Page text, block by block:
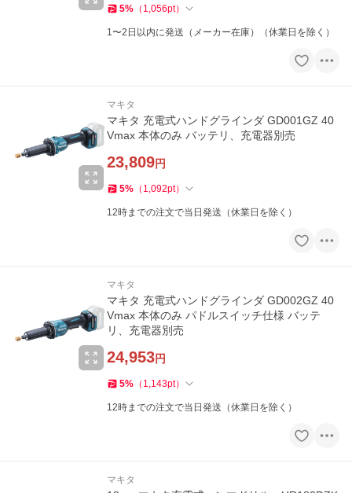
5% （ 1,056pt）
1〜2日以内に発送（メーカー在庫）（休業日を除く）
マキタ
マキタ 充電式ハンドグラインダ GD001GZ 40
Vmax 本体のみ バッテリ、充電器別売
23,809円
5% （ 1,092pt）
12時までの注文で当日発送（休業日を除く）
マキタ
マキタ 充電式ハンドグラインダ GD002GZ 40
Vmax 本体のみ パドルスイッチ仕様 バッテ
リ、充電器別売
24,953円
5% （ 1,143pt）
12時までの注文で当日発送（休業日を除く）
マキタ